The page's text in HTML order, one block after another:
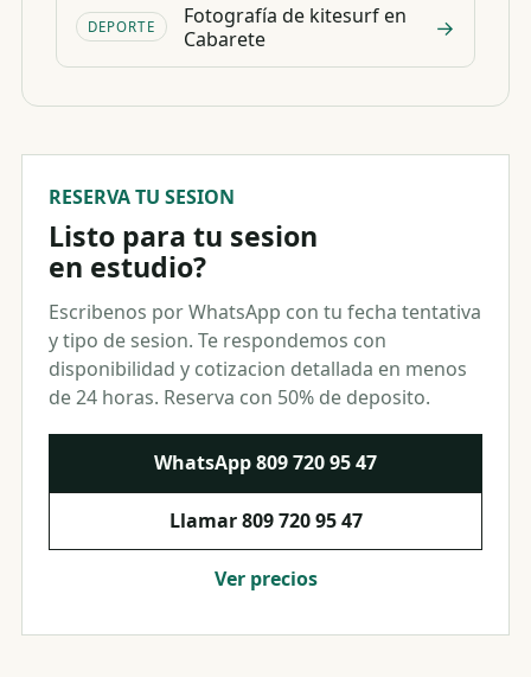
DEPORTE
Fotografía de kitesurf en
Cabarete
→
RESERVA TU SESION
Listo para tu sesion
en estudio?
Escribenos por WhatsApp con tu fecha tentativa
y tipo de sesion. Te respondemos con
disponibilidad y cotizacion detallada en menos
de 24 horas. Reserva con 50% de deposito.
WhatsApp809 720 95 47
Llamar809 720 95 47
Ver precios